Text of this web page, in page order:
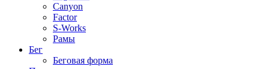
Canyon
Factor
S-Works
Рамы
Бег
Беговая форма